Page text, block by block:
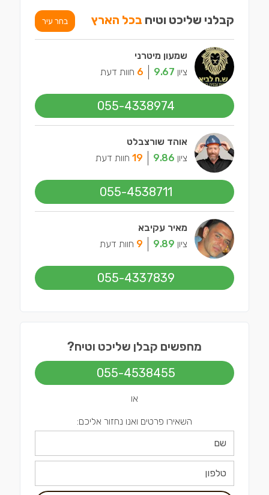
קבלני שליכט וטיח בכל הארץ בחר עיר
שמעון מיטרני
ציון 9.67
6 חוות דעת
055-4338974
אוהד שורצבלט
ציון 9.86
19 חוות דעת
055-4538711
מאיר עקיבא
ציון 9.89
9 חוות דעת
055-4337839
מחפשים קבלן שליכט וטיח?
055-4538455
או
השאירו פרטים ואנו נחזור אליכם: